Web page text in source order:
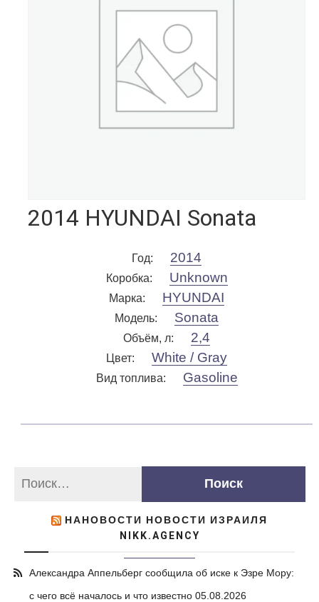
2014 HYUNDAI Sonata
Год: 2014
Коробка: Unknown
Марка: HYUNDAI
Модель: Sonata
Объём, л: 2,4
Цвет: White / Gray
Вид топлива: Gasoline
НАНОВОСТИ НОВОСТИ ИЗРАИЛЯ
NIKK.AGENCY
Александра Аппельберг сообщила об иске к Эзре Мору:
с чего всё началось и что известно 05.08.2026